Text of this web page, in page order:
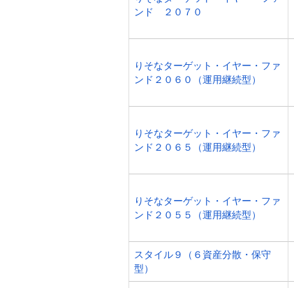
ンド ２０７０
りそなターゲット・イヤー・ファ
ンド２０６０（運用継続型）
りそなターゲット・イヤー・ファ
ンド２０６５（運用継続型）
りそなターゲット・イヤー・ファ
ンド２０５５（運用継続型）
スタイル９（６資産分散・保守
型）